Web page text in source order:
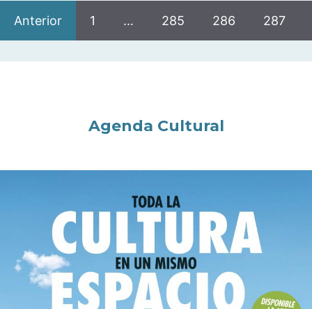
Anterior 1 … 285 286 287
Agenda Cultural